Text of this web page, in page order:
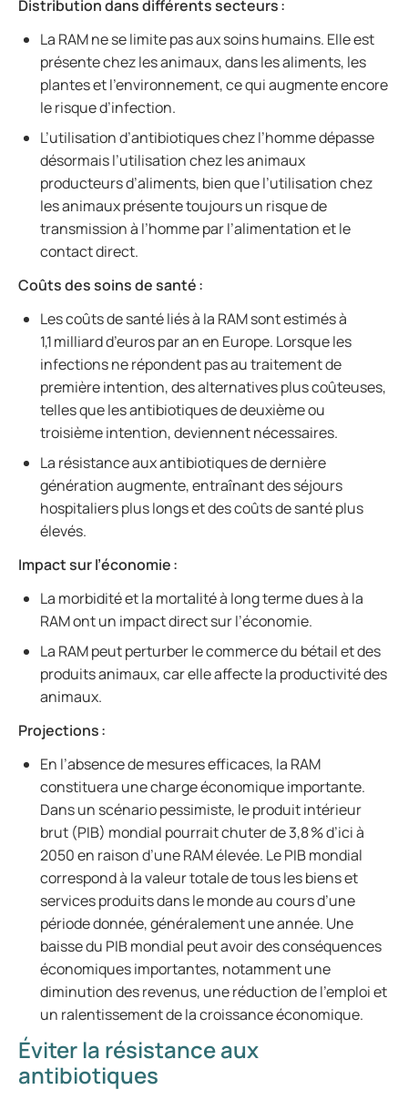
Distribution dans différents secteurs :
La RAM ne se limite pas aux soins humains. Elle est
présente chez les animaux, dans les aliments, les
plantes et l’environnement, ce qui augmente encore
le risque d’infection.
L’utilisation d’antibiotiques chez l’homme dépasse
désormais l’utilisation chez les animaux
producteurs d’aliments, bien que l’utilisation chez
les animaux présente toujours un risque de
transmission à l’homme par l’alimentation et le
contact direct.
Coûts des soins de santé :
Les coûts de santé liés à la RAM sont estimés à
1,1 milliard d’euros par an en Europe. Lorsque les
infections ne répondent pas au traitement de
première intention, des alternatives plus coûteuses,
telles que les antibiotiques de deuxième ou
troisième intention, deviennent nécessaires.
La résistance aux antibiotiques de dernière
génération augmente, entraînant des séjours
hospitaliers plus longs et des coûts de santé plus
élevés.
Impact sur l’économie :
La morbidité et la mortalité à long terme dues à la
RAM ont un impact direct sur l’économie.
La RAM peut perturber le commerce du bétail et des
produits animaux, car elle affecte la productivité des
animaux.
Projections :
En l’absence de mesures efficaces, la RAM
constituera une charge économique importante.
Dans un scénario pessimiste, le produit intérieur
brut (PIB) mondial pourrait chuter de 3,8 % d’ici à
2050 en raison d’une RAM élevée. Le PIB mondial
correspond à la valeur totale de tous les biens et
services produits dans le monde au cours d’une
période donnée, généralement une année. Une
baisse du PIB mondial peut avoir des conséquences
économiques importantes, notamment une
diminution des revenus, une réduction de l’emploi et
un ralentissement de la croissance économique.
Éviter la résistance aux
antibiotiques